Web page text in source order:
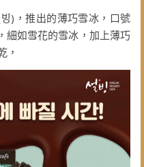
)，推出的薄巧雪冰，口號
細如雪花的雪冰，加上薄巧
，